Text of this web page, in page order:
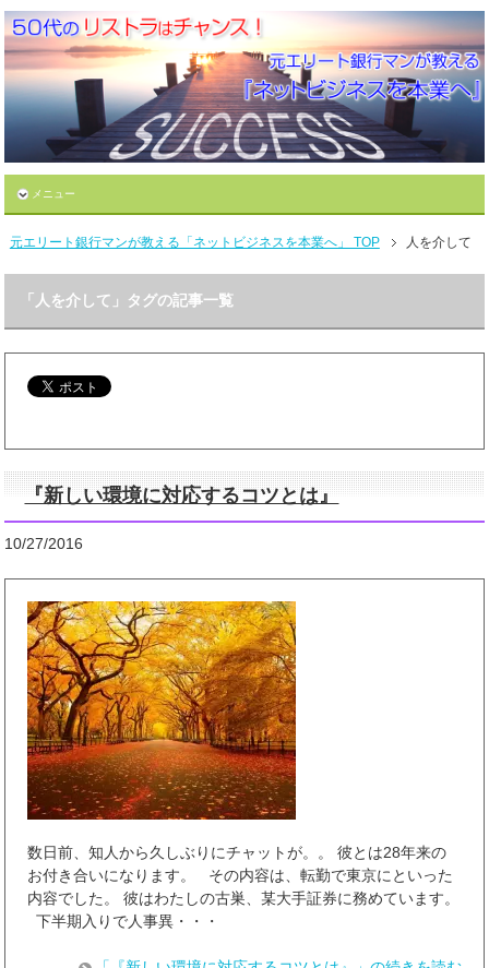
メニュー
元エリート銀行マンが教える「ネットビジネスを本業へ」 TOP 人を介して
「人を介して」タグの記事一覧
『新しい環境に対応するコツとは』
10/27/2016
数日前、知人から久しぶりにチャットが。。 彼とは28年来の
お付き合いになります。 その内容は、転勤で東京にといった
内容でした。 彼はわたしの古巣、某大手証券に務めています。
下半期入りで人事異・・・